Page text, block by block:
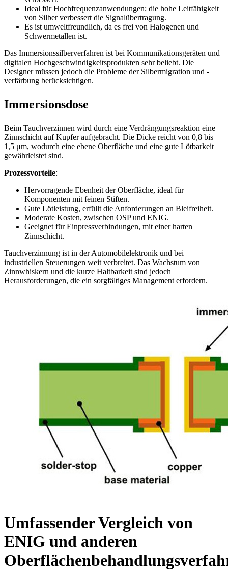
Ideal für Hochfrequenzanwendungen; die hohe Leitfähigkeit
von Silber verbessert die Signalübertragung.
Es ist umweltfreundlich, da es frei von Halogenen und
Schwermetallen ist.
Das Immersionssilberverfahren ist bei Kommunikationsgeräten und
digitalen Hochgeschwindigkeitsprodukten sehr beliebt. Die
Designer müssen jedoch die Probleme der Silbermigration und -
verfärbung berücksichtigen.
Immersionsdose
Beim Tauchverzinnen wird durch eine Verdrängungsreaktion eine
Zinnschicht auf Kupfer aufgebracht. Die Dicke reicht von 0,8 bis
1,5 μm, wodurch eine ebene Oberfläche und eine gute Lötbarkeit
gewährleistet sind.
Prozessvorteile:
Hervorragende Ebenheit der Oberfläche, ideal für
Komponenten mit feinen Stiften.
Gute Lötleistung, erfüllt die Anforderungen an Bleifreiheit.
Moderate Kosten, zwischen OSP und ENIG.
Geeignet für Einpressverbindungen, mit einer harten
Zinnschicht.
Tauchverzinnung ist in der Automobilelektronik und bei
industriellen Steuerungen weit verbreitet. Das Wachstum von
Zinnwhiskern und die kurze Haltbarkeit sind jedoch
Herausforderungen, die ein sorgfältiges Management erfordern.
Umfassender Vergleich von
ENIG und anderen